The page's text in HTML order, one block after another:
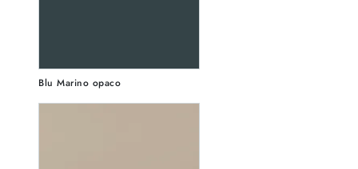
Blu Marino opaco